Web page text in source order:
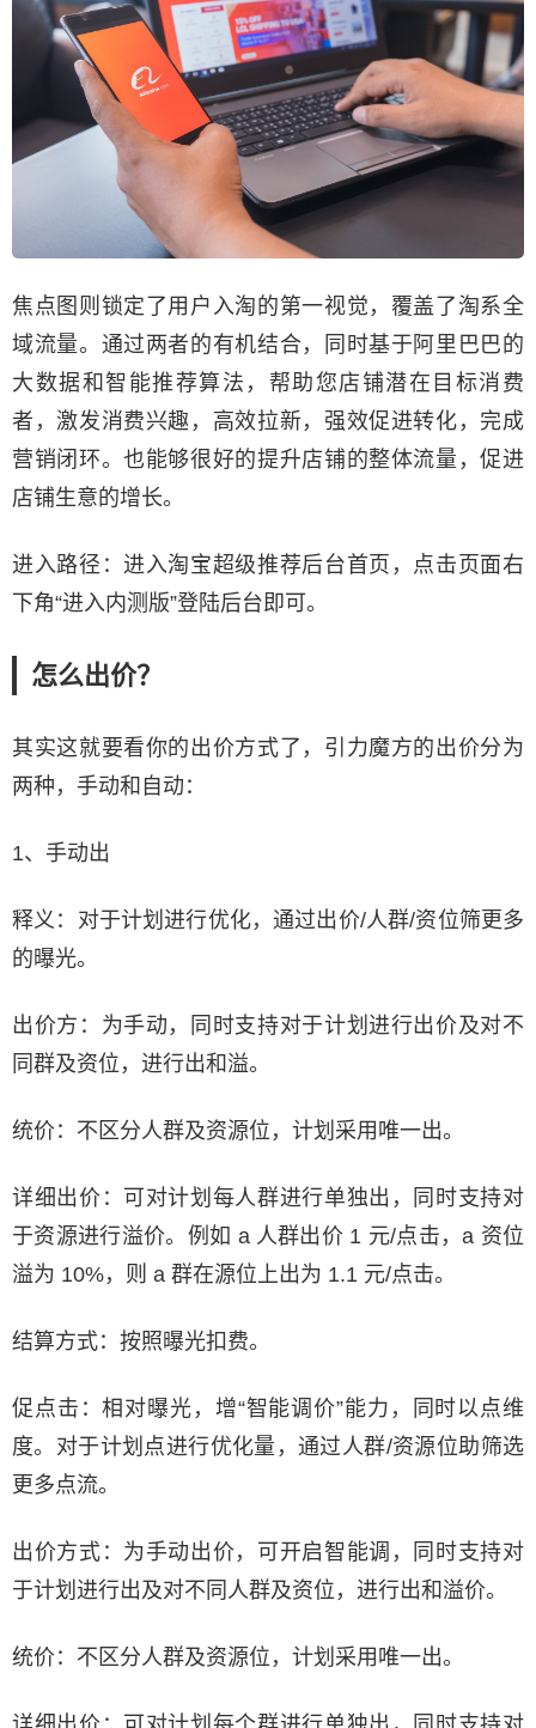
焦点图则锁定了用户入淘的第一视觉，覆盖了淘系全
域流量。通过两者的有机结合，同时基于阿里巴巴的
大数据和智能推荐算法，帮助您店铺潜在目标消费
者，激发消费兴趣，高效拉新，强效促进转化，完成
营销闭环。也能够很好的提升店铺的整体流量，促进
店铺生意的增长。
进入路径：进入淘宝超级推荐后台首页，点击页面右
下角“进入内测版”登陆后台即可。
怎么出价？
其实这就要看你的出价方式了，引力魔方的出价分为
两种，手动和自动：
1、手动出
释义：对于计划进行优化，通过出价/人群/资位筛更多
的曝光。
出价方：为手动，同时支持对于计划进行出价及对不
同群及资位，进行出和溢。
统价：不区分人群及资源位，计划采用唯一出。
详细出价：可对计划每人群进行单独出，同时支持对
于资源进行溢价。例如 a 人群出价 1 元/点击，a 资位
溢为 10%，则 a 群在源位上出为 1.1 元/点击。
结算方式：按照曝光扣费。
促点击：相对曝光，增“智能调价”能力，同时以点维
度。对于计划点进行优化量，通过人群/资源位助筛选
更多点流。
出价方式：为手动出价，可开启智能调，同时支持对
于计划进行出及对不同人群及资位，进行出和溢价。
统价：不区分人群及资源位，计划采用唯一出。